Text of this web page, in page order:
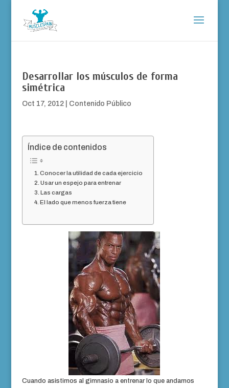
Desarrollar los músculos de forma
simétrica
Oct 17, 2012| Contenido Público
Índice de contenidos
Conocer la utilidad de cada ejercicio
Usar un espejo para entrenar
Las cargas
El lado que menos fuerza tiene
Cuando asistimos al gimnasio a entrenar lo que andamos